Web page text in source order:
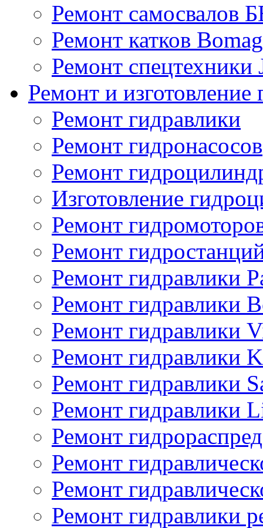
Ремонт самосвалов
Ремонт катков Bomag
Ремонт спецтехники
Ремонт и изготовление
Ремонт гидравлики
Ремонт гидронасосов
Ремонт
Изготовление
Ремонт
Ремонт
Ремонт гидравлики
Ремонт гидравлики
Ремонт гидравлики
Ремонт гидравлики
Ремонт гидравлики
Ремонт гидравлики
Ремонт
Ремонт
Ремонт
Ремонт гидравлики